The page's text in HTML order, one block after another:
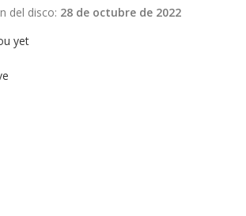
del disco: 28 de octubre de 2022
yet